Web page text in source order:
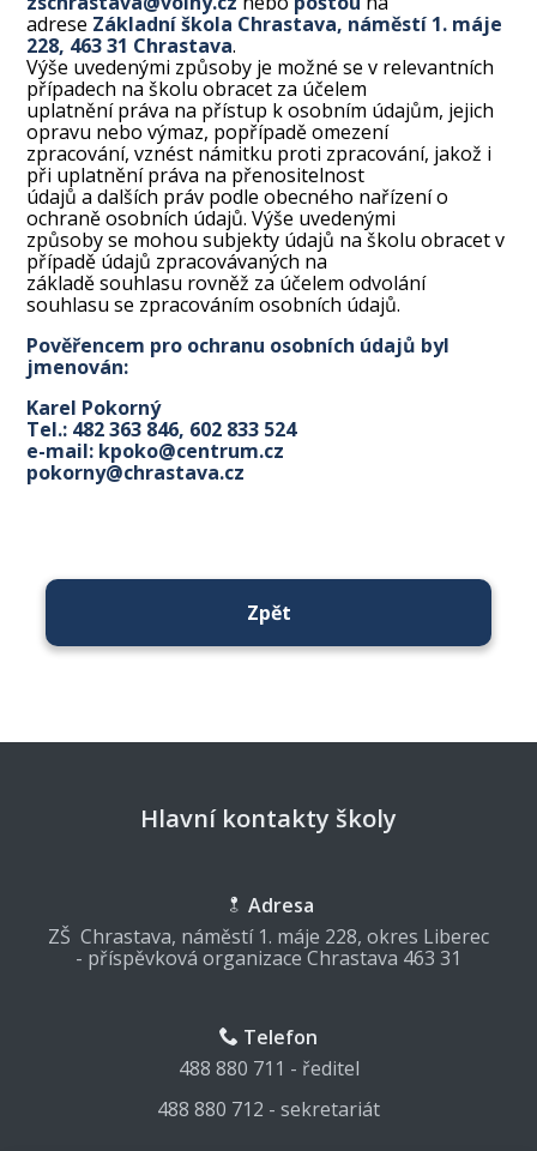
adrese Základní škola Chrastava, náměstí 1. máje
228, 463 31 Chrastava.
Výše uvedenými způsoby je možné se v relevantních
případech na školu obracet za účelem
uplatnění práva na přístup k osobním údajům, jejich
opravu nebo výmaz, popřípadě omezení
zpracování, vznést námitku proti zpracování, jakož i
při uplatnění práva na přenositelnost
údajů a dalších práv podle obecného nařízení o
ochraně osobních údajů. Výše uvedenými
způsoby se mohou subjekty údajů na školu obracet v
případě údajů zpracovávaných na
základě souhlasu rovněž za účelem odvolání
souhlasu se zpracováním osobních údajů.
Pověřencem pro ochranu osobních údajů byl
jmenován:
Karel Pokorný
Tel.: 482 363 846, 602 833 524
e-mail: kpoko@centrum.cz
pokorny@chrastava.cz
Zpět
Hlavní kontakty školy
Adresa
ZŠ Chrastava, náměstí 1. máje 228, okres Liberec
- příspěvková organizace Chrastava 463 31
Telefon
488 880 711 - ředitel
488 880 712 - sekretariát